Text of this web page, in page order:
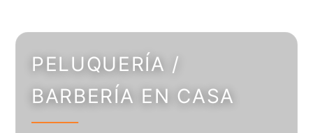
PELUQUERÍA /
BARBERÍA EN CASA